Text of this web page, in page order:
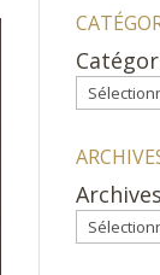
Archives